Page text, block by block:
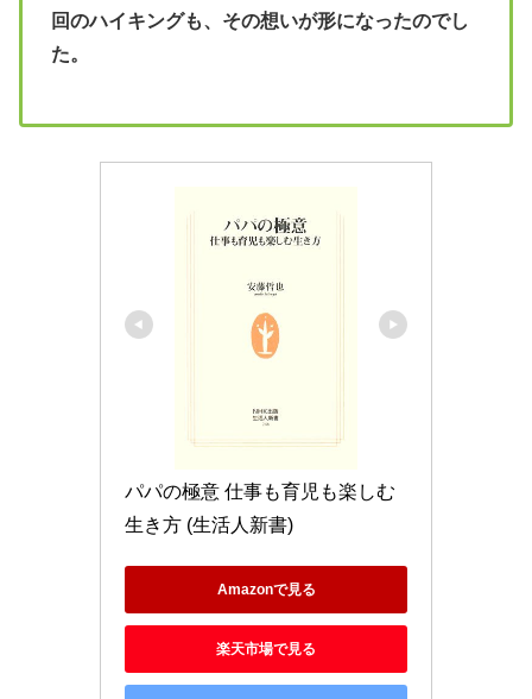
回のハイキングも、その想いが形になったのでし
た。
パパの極意 仕事も育児も楽しむ
生き方 (生活人新書)
Amazonで見る
楽天市場で見る